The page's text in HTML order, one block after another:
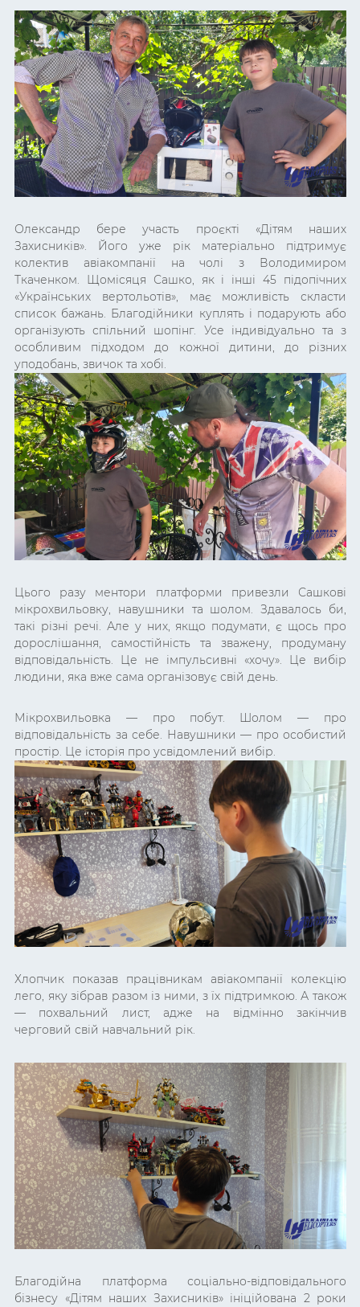
Олександр бере участь проєкті «Дітям наших
Захисників». Його уже рік матеріально підтримує
колектив авіакомпанії на чолі з Володимиром
Ткаченком. Щомісяця Сашко, як і інші 45 підопічних
«Українських вертольотів», має можливість скласти
список бажань. Благодійники куплять і подарують або
організують спільний шопінг. Усе індивідуально та з
особливим підходом до кожної дитини, до різних
уподобань, звичок та хобі.
Цього разу ментори платформи привезли Сашкові
мікрохвильовку, навушники та шолом. Здавалось би,
такі різні речі. Але у них, якщо подумати, є щось про
дорослішання, самостійність та зважену, продуману
відповідальність. Це не імпульсивні «хочу». Це вибір
людини, яка вже сама організовує свій день.
Мікрохвильовка — про побут. Шолом — про
відповідальність за себе. Навушники — про особистий
простір. Це історія про усвідомлений вибір.
Хлопчик показав працівникам авіакомпанії колекцію
лего, яку зібрав разом із ними, з їх підтримкою. А також
— похвальний лист, адже на відмінно закінчив
черговий свій навчальний рік.
Благодійна платформа соціально-відповідального
бізнесу «Дітям наших Захисників» ініційована 2 роки